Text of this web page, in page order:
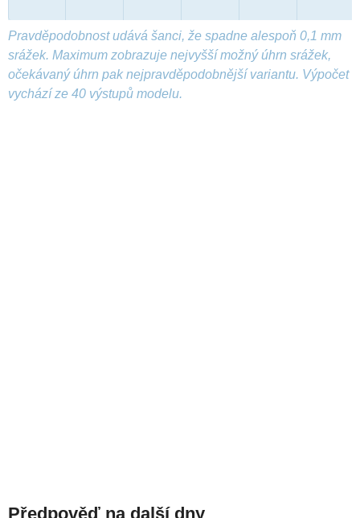
Pravděpodobnost udává šanci, že spadne alespoň 0,1 mm
srážek. Maximum zobrazuje nejvyšší možný úhrn srážek,
očekávaný úhrn pak nejpravděpodobnější variantu. Výpočet
vychází ze 40 výstupů modelu.
Předpověď na další dny